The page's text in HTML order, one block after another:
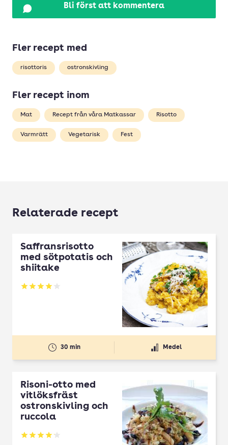
Bli först att kommentera
Fler recept med
risottoris ostronskivling
Fler recept inom
Mat Recept från våra Matkassar Risotto
Varmrätt Vegetarisk Fest
Relaterade recept
Saffransrisotto
med sötpotatis och
shiitake
Betyg: 4.04 av 5
30 min Medel
Risoni-otto med
vitlöksfräst
ostronskivling och
ruccola
Betyg: 4.12 av 5